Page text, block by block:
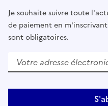
Je souhaite suivre toute
de paiement en
sont obligatoires.
Votre adresse